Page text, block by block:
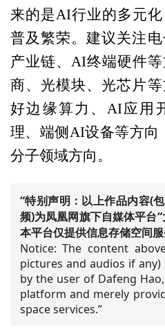
来的是AI行业的多元
普及繁荣。建议关注
产业链、AI终端硬件
商、光模块、光芯片
好边缘算力、AI应用
理、端侧AI设备等方向
分子领域方向。
“特别声明：以上作品内容(
频)为凤凰网旗下自媒体平台
本平台仅提供信息存储空间服
Notice: The content
pictures and audios if
by the user of Dafeng
platform and merely
space services.”